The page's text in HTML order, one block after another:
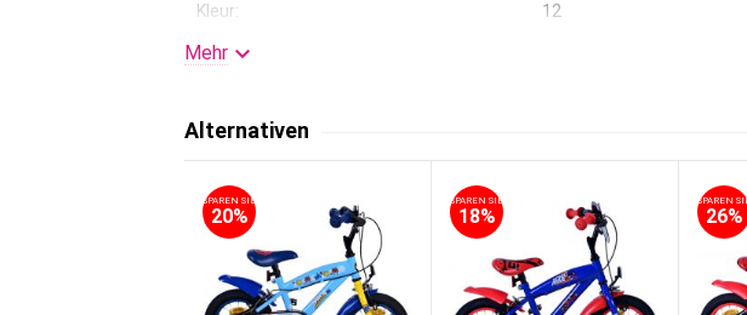
Kleur: 12
Korb/Träger:
Felgen:
Federung:
Schaltung: Nein
Stützräder: Ja
Mehr 
Alternativen
SPAREN SIE
20%
SPAREN SIE
18%
SPAREN
26%